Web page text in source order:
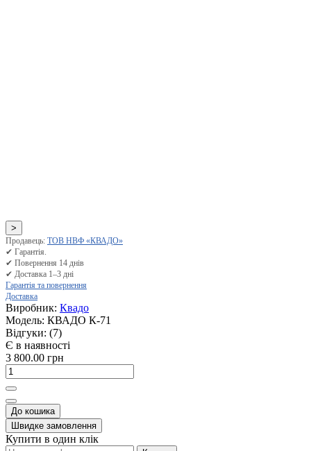
>
Продавець: ТОВ НВФ «КВАДО»
✔ Гарантія.
✔ Повернення 14 днів
✔ Доставка 1–3 дні
Гарантія та повернення
Доставка
Виробник: Квадо
Модель: КВАДО К-71
Відгуки: (7)
Є в наявності
3 800.00 грн
До кошика
Швидке замовлення
Купити в один клік